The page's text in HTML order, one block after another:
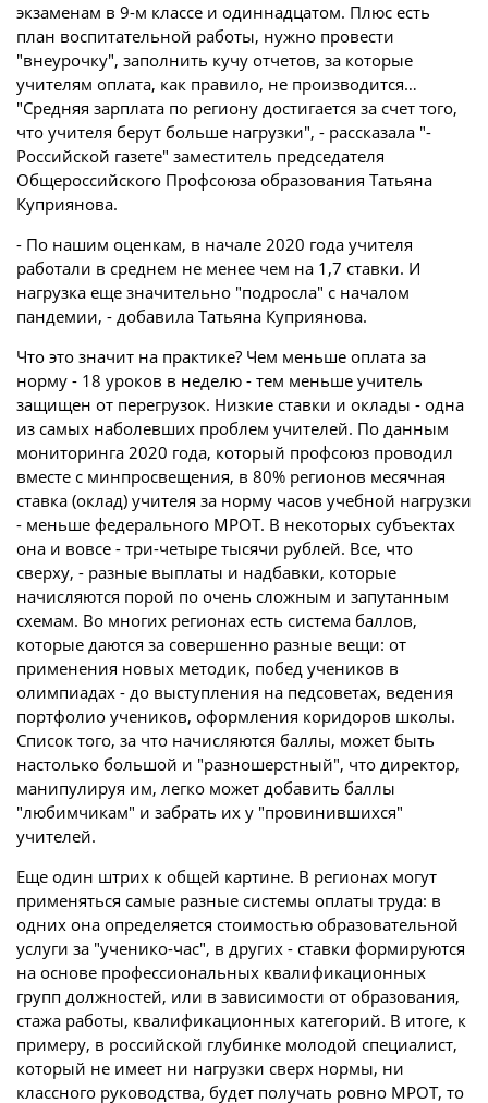
экзаменам в 9-м классе и одиннадцатом. Плюс есть
план воспитательной работы, нужно провести
"внеурочку", заполнить кучу отчетов, за которые
учителям оплата, как правило, не производится…
"Средняя зарплата по региону достигается за счет того,
что учителя берут больше нагрузки", - рассказала "­
Российской газете" заместитель председателя
Общероссийского Профсоюза образования ­Татьяна
Куприянова.
- По нашим оценкам, в начале 2020 года учителя
работали в среднем не менее чем на 1,7 ставки. И
нагрузка еще значительно "подросла" с началом
пандемии, - добавила Татьяна Куприянова.
Что это значит на практике? Чем меньше оплата за
норму - 18 уроков в неделю - тем меньше учитель
защищен от перегрузок. Низкие ставки и оклады - одна
из самых наболевших проблем учителей. По данным
мониторинга 2020 года, который профсоюз проводил
вместе с минпросвещения, в 80% регионов месячная
ставка (оклад) учителя за норму часов учебной нагрузки
- меньше федерального МРОТ. В некоторых субъектах
она и вовсе - три-четыре тысячи рублей. Все, что
сверху, - разные выплаты и надбавки, которые
начисляются порой по очень сложным и запутанным
схемам. Во многих регионах есть система баллов,
которые даются за совершенно разные вещи: от
применения новых методик, побед учеников в
олимпиадах - до выступления на педсоветах, ведения
портфолио учеников, оформления коридоров школы.
Список того, за что начисляются баллы, может быть
настолько большой и "разношерстный", что директор,
манипулируя им, легко может добавить баллы
"любимчикам" и забрать их у "провинившихся"
учителей.
Еще один штрих к общей картине. В регионах могут
применяться самые разные системы оплаты труда: в
одних она определяется стоимостью образовательной
услуги за "ученико-час", в других - ставки формируются
на основе профессиональных квалификационных
групп должностей, или в зависимости от образования,
стажа работы, квалификационных категорий. В итоге, к
примеру, в российской глубинке молодой специалист,
который не имеет ни нагрузки сверх нормы, ни
классного руководства, будет получать ровно МРОТ, то